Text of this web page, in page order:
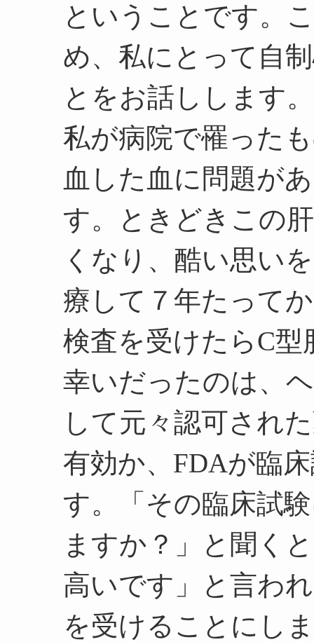
ということです。
め、私にとって自
とをお話しします
私が病院で罹った
血した血に問題が
す。ときどきこの
くなり、酷い思い
療して７年たって
検査を受けたらC
幸いだったのは、
して元々認可され
有効か、FDAが臨
す。「その臨床試
ますか？」と聞く
高いです」と言わ
を受けることにし